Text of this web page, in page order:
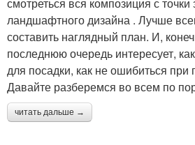
ландшафтного дизайна . Лучше
составить наглядный план. И,
последнюю очередь интересует,
для посадки, как не ошибиться при
Давайте разберемся во всем по
читать дальше →